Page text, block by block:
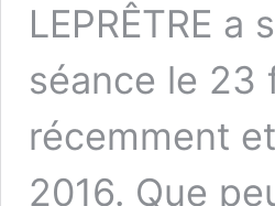
LEPRÊTRE
séance le 23
récemment
2016. Que